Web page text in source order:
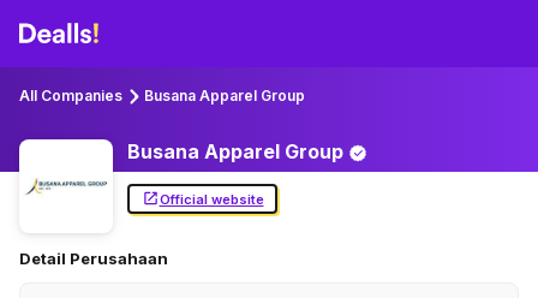
All Companies Busana Apparel Group
Busana Apparel Group
Official website
Detail Perusahaan